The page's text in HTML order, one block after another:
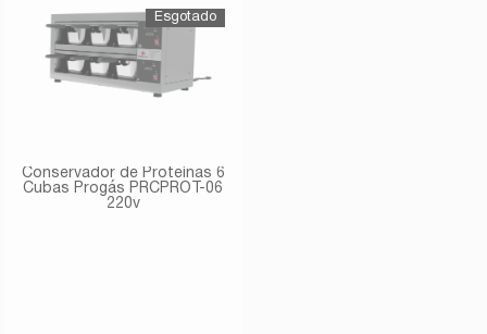
Conservador de Proteínas 6
Cubas Progás PRCPROT-06
220v